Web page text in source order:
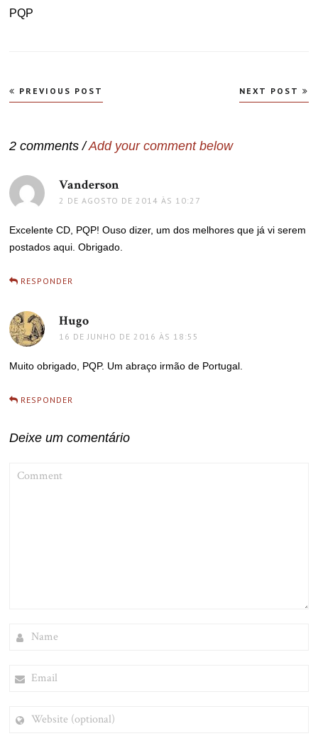
PQP
Navegação
de
PREVIOUS POST NEXT POST
2 comments /Add your comment below
Vanderson
2 DE AGOSTO DE 2014 ÀS 10:27
Excelente CD, PQP! Ouso dizer, um dos melhores que já vi serem
postados aqui. Obrigado.
RESPONDER
Hugo
16 DE JUNHO DE 2016 ÀS 18:55
Muito obrigado, PQP. Um abraço irmão de Portugal.
RESPONDER
Deixe um comentário
(OPTIONAL)